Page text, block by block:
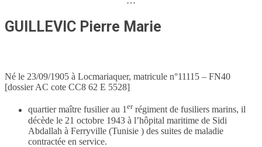
GUILLEVIC Pierre Marie
Né le 23/09/1905 à Locmariaquer, matricule n°11115 – FN40
[dossier AC cote CC8 62 E 5528]
quartier maître fusilier au 1errégiment de fusiliers marins, il
décède le 21 octobre 1943 à l’hôpital maritime de Sidi
Abdallah à Ferryville (Tunisie ) des suites de maladie
contractée en service.